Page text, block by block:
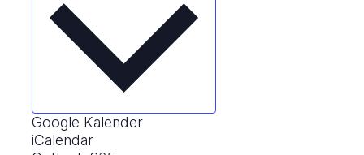
Google Kalender
iCalendar